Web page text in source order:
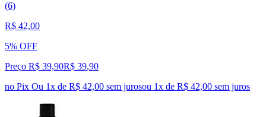
(6)
R$ 42,00
5% OFF
Preço R$ 39,90R$ 39,90
no Pix Ou 1x de R$ 42,00 sem jurosou 1x de R$ 42,00 sem juros